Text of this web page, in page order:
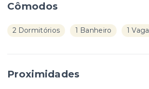
Cômodos
2 Dormitórios 1 Banheiro 1 Vaga
Proximidades